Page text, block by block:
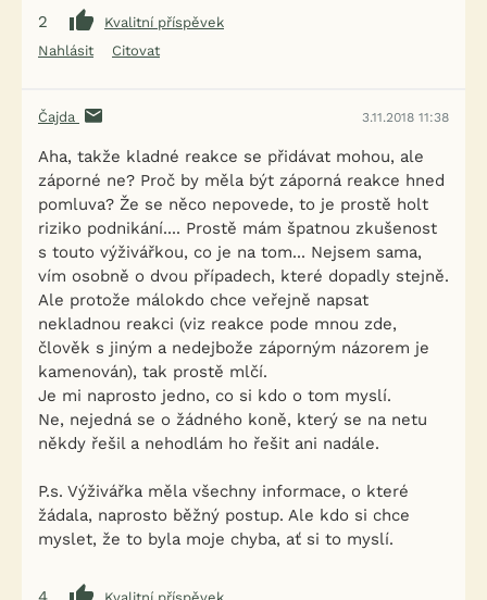
2
Kvalitní příspěvek
Nahlásit
Citovat
Čajda 3.11.2018 11:38
Aha, takže kladné reakce se přidávat mohou, ale
záporné ne? Proč by měla být záporná reakce hned
pomluva? Že se něco nepovede, to je prostě holt
riziko podnikání.... Prostě mám špatnou zkušenost
s touto výživářkou, co je na tom... Nejsem sama,
vím osobně o dvou případech, které dopadly stejně.
Ale protože málokdo chce veřejně napsat
nekladnou reakci (viz reakce pode mnou zde,
člověk s jiným a nedejbože záporným názorem je
kamenován), tak prostě mlčí.
Je mi naprosto jedno, co si kdo o tom myslí.
Ne, nejedná se o žádného koně, který se na netu
někdy řešil a nehodlám ho řešit ani nadále.
P.s. Výživářka měla všechny informace, o které
žádala, naprosto běžný postup. Ale kdo si chce
myslet, že to byla moje chyba, ať si to myslí.
Kvalitní příspěvek